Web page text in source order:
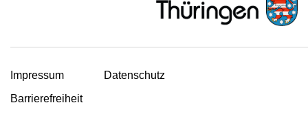
Impressum
Datenschutz
Barrierefreiheit